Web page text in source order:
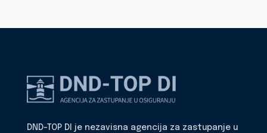
DND-TOP DI je nezavisna agencija za zastupanje u